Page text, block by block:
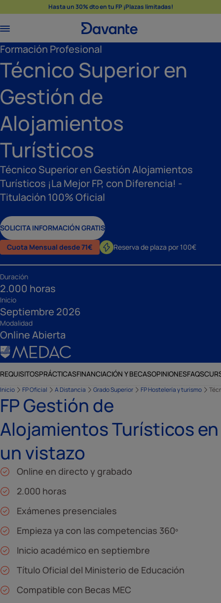
Hasta un 30% dto en tu FP ¡Plazas limitadas!
Formación Profesional
Técnico Superior en
Gestión de
Alojamientos
Turísticos
Técnico Superior en Gestión Alojamientos
Turísticos ¡La Mejor FP, con Diferencia! -
Titulación 100% Oficial
SOLICITA INFORMACIÓN GRATIS
Cuota Mensual desde 71€ Reserva de plaza por 100€
Duración
2.000 horas
Inicio
Septiembre 2026
Modalidad
Online Abierta
REQUISITOSPRÁCTICASFINANCIACIÓN Y BECASOPINIONESFAQS
Inicio FP Oficial A Distancia Grado Superior FP Hostelería y turismo
FP Gestión de
Alojamientos Turísticos en
un vistazo
Online en directo y grabado
2.000 horas
Exámenes presenciales
Empieza ya con las competencias 360º
Inicio académico en septiembre
Título Oficial del Ministerio de Educación
Compatible con Becas MEC